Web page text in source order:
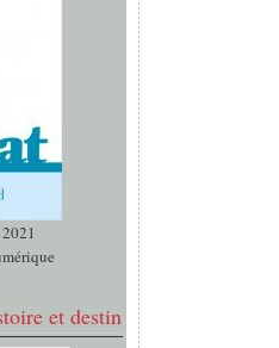
et destin